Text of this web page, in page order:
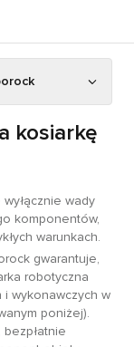
kosiarkę
wady
komponentów,
warunkach.
gwarantuje,
robotyczna
wykonawczych w
poniżej).